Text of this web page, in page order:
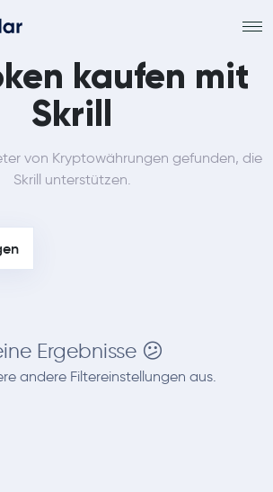
kaufen mit
Skrill
von Kryptowährungen gefunden, die
Skrill unterstützen.
Ergebnisse 😕
andere Filtereinstellungen aus.